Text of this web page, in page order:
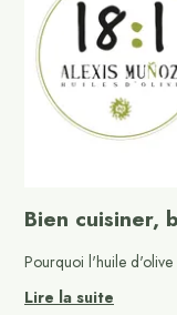
Bien cuisiner,
Pourquoi l'huile d'olive
Lire la suite